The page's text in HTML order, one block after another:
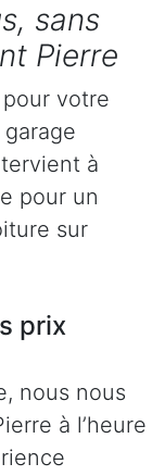
sans
Pierre
votre
à
pour un
sur
prix
nous nous
à l’heure